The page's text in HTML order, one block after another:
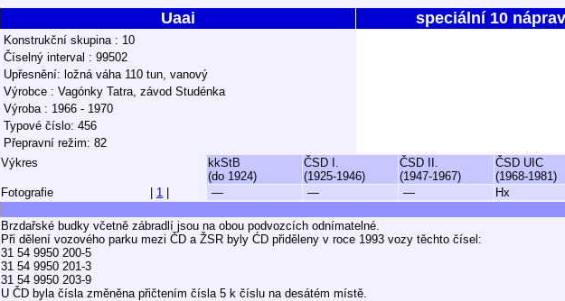
Uaai speciální 10
Konstrukční skupina : 10
Číselný interval : 99502
Upřesnění: ložná váha 110 tun, vanový
Výrobce : Vagónky Tatra, závod Studénka
Výroba : 1966 - 1970
Typové číslo: 456
Přepravní režim: 82
Výkres
kkStB
(do 1924)
ČSD I.
(1925-1946)
ČSD II.
(1947-1967)
ČSD UIC
(1968-1981)
Fotografie
1 — — — Hx
Brzdařské budky včetně zábradlí jsou na obou podvozcích odnímatelné.
Při dělení vozového parku mezi ČD a ŽSR byly ĆD přiděleny v roce 1993 vozy těchto čísel:
31 54 9950 200-5
31 54 9950 201-3
31 54 9950 203-9
U ČD byla čísla změněna přičtením čísla 5 k číslu na desátém místě.